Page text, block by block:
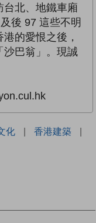
台北、地鐵車廂
後 97 這些不明
的愛恨之後，
沙巴翁」。現誠
化 | 香港建築
|